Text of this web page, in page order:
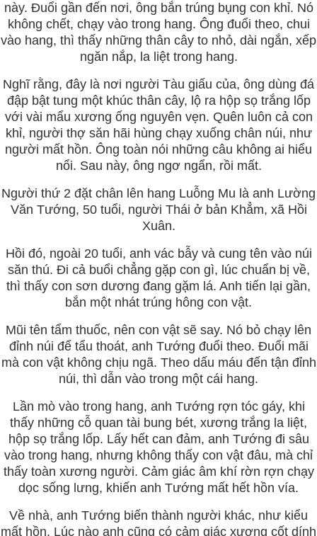
này. Đuổi gần đến nơi, ông bắn trúng bụng con khỉ. Nó
không chết, chạy vào trong hang. Ông đuổi theo, chui
vào hang, thì thấy những thân cây to nhỏ, dài ngắn, xếp
ngăn nắp, la liệt trong hang.
Nghĩ rằng, đây là nơi người Tàu giấu của, ông dùng đá
đập bật tung một khúc thân cây, lộ ra hộp sọ trắng lốp
với vài mẩu xương ống nguyên vẹn. Quên luôn cả con
khỉ, người thợ săn hãi hùng chạy xuống chân núi, như
người mất hồn. Ông toàn nói những câu không ai hiểu
nổi. Sau này, ông ngơ ngẩn, rồi mất.
Người thứ 2 đặt chân lên hang Luỗng Mu là anh Lường
Văn Tướng, 50 tuổi, người Thái ở bản Khẳm, xã Hồi
Xuân.
Hồi đó, ngoài 20 tuổi, anh vác bẫy và cung tên vào núi
săn thú. Đi cả buổi chẳng gặp con gì, lúc chuẩn bị về,
thì thấy con sơn dương đang gặm lá. Anh tiến lại gần,
bắn một nhát trúng hông con vật.
Mũi tên tẩm thuốc, nên con vật sẽ say. Nó bỏ chạy lên
đỉnh núi để tẩu thoát, anh Tướng đuổi theo. Đuổi mãi
mà con vật không chịu ngã. Theo dấu máu đến tận đỉnh
núi, thì dẫn vào trong một cái hang.
Lần mò vào trong hang, anh Tướng rợn tóc gáy, khi
thấy những cỗ quan tài bung bét, xương trắng la liệt,
hộp sọ trắng lốp. Lấy hết can đảm, anh Tướng đi sâu
vào trong hang, nhưng không thấy con vật đâu, mà chỉ
thấy toàn xương người. Cảm giác âm khí rờn rợn chạy
dọc sống lưng, khiến anh Tướng mất hết hồn vía.
Về nhà, anh Tướng biến thành người khác, như kiểu
mất hồn. Lúc nào anh cũng có cảm giác xương cốt dính